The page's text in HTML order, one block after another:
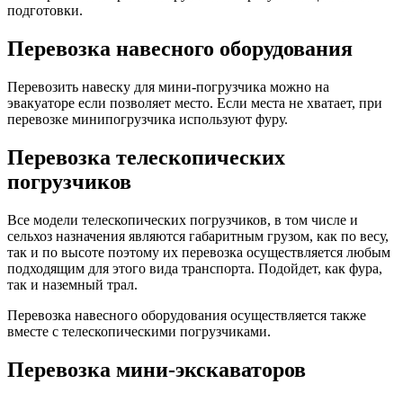
подготовки.
Перевозка навесного оборудования
Перевозить навеску для мини-погрузчика можно на
эвакуаторе если позволяет место. Если места не хватает, при
перевозке минипогрузчика используют фуру.
Перевозка телескопических
погрузчиков
Все модели телескопических погрузчиков, в том числе и
сельхоз назначения являются габаритным грузом, как по весу,
так и по высоте поэтому их перевозка осуществляется любым
подходящим для этого вида транспорта. Подойдет, как фура,
так и наземный трал.
Перевозка навесного оборудования осуществляется также
вместе с телескопическими погрузчиками.
Перевозка мини-экскаваторов